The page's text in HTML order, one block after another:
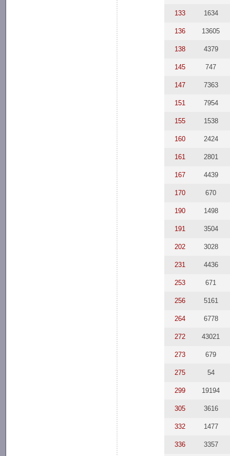
133 1634
136 13605
138 4379
145 747
147 7363
151 7954
155 1538
160 2424
161 2801
167 4439
170 670
190 1498
191 3504
202 3028
231 4436
253 671
256 5161
264 6778
272 43021
273 679
275 54
299 19194
305 3616
332 1477
336 3357